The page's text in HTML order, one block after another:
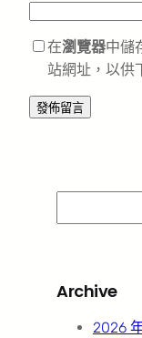
在瀏覽器中儲
站網址，以供
e
c
Archive
2026